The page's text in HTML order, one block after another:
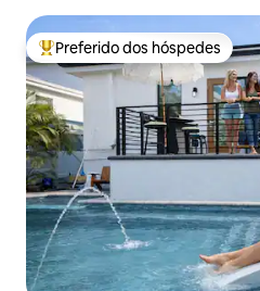
Entre os melhores preferidos
Preferido dos hóspedes